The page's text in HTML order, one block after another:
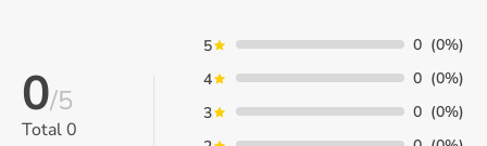
0/5
Total0
5 0 (0%)
4
0 (0%)
3
0 (0%)